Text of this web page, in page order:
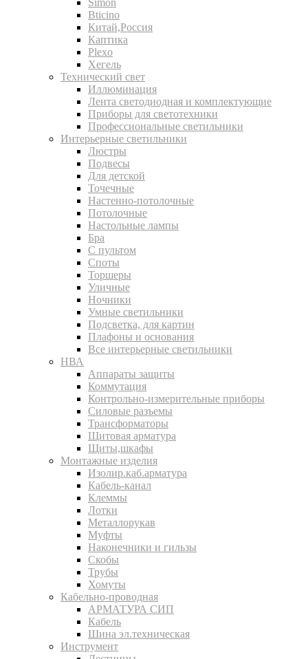
Simon
Bticino
Китай,Россия
Каптика
Plexo
Хегель
Технический свет
Иллюминация
Лента светодиодная и комплектующие
Приборы для светотехники
Профессиональные светильники
Интерьерные светильники
Люстры
Подвесы
Для детской
Точечные
Настенно-потолочные
Потолочные
Настольные лампы
Бра
С пультом
Споты
Торшеры
Уличные
Ночники
Умные светильники
Подсветка, для картин
Плафоны и основания
Все интерьерные светильники
НВА
Аппараты защиты
Коммутация
Контрольно-измерительные приборы
Силовые разъемы
Трансформаторы
Щитовая арматура
Щиты,шкафы
Монтажные изделия
Изолир.каб.арматура
Кабель-канал
Клеммы
Лотки
Металлорукав
Муфты
Наконечники и гильзы
Скобы
Трубы
Хомуты
Кабельно-проводная
АРМАТУРА СИП
Кабель
Шина эл.техническая
Инструмент